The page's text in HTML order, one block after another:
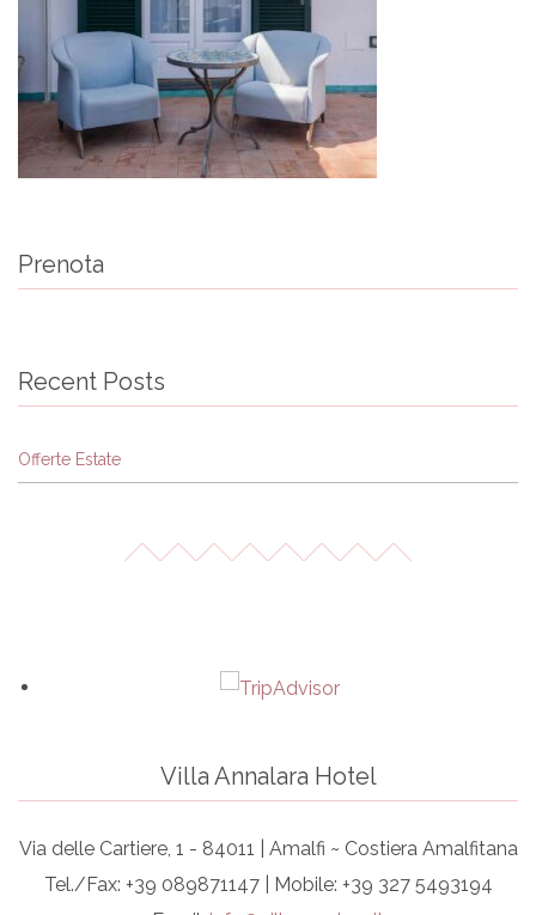
Prenota
Recent Posts
Offerte Estate
Villa Annalara Hotel
Via delle Cartiere, 1 - 84011 | Amalfi ~ Costiera Amalfitana
Tel./Fax: +39 089871147 | Mobile: +39 327 5493194